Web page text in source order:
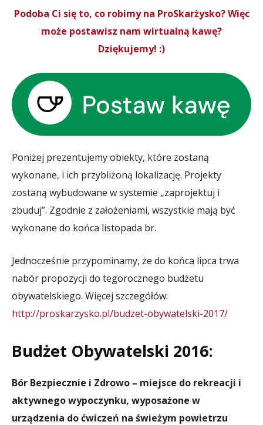
Podoba Ci się to, co robimy na ProSkarżysko? Więc
może postawisz nam wirtualną kawę?
Dziękujemy! :)
Poniżej prezentujemy obiekty, które zostaną
wykonane, i ich przybliżoną lokalizację. Projekty
zostaną wybudowane w systemie „zaprojektuj i
zbuduj”. Zgodnie z założeniami, wszystkie mają być
wykonane do końca listopada br.
Jednocześnie przypominamy, że do końca lipca trwa
nabór propozycji do tegorocznego budżetu
obywatelskiego. Więcej szczegółów:
http://proskarzysko.pl/budzet-obywatelski-2017/
Budżet Obywatelski 2016:
Bór Bezpiecznie i Zdrowo – miejsce do rekreacji i
aktywnego wypoczynku, wyposażone w
urządzenia do ćwiczeń na świeżym powietrzu